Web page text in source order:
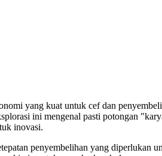
yang kuat untuk cef dan
ini mengenal pasti potongan
inovasi.
penyembelihan yang